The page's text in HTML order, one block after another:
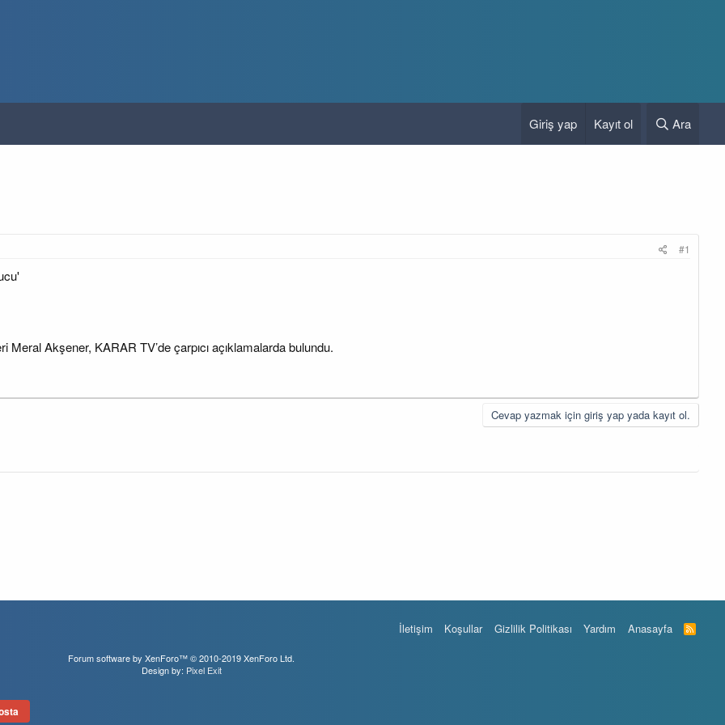
Giriş yap Kayıt ol Ara
#1
Meral Akşener, KARAR TV’de çarpıcı açıklamalarda bulundu.
Cevap yazmak için giriş yap yada kayıt ol.
İletişim Koşullar Gizlilik Politikası Yardım Anasayfa
R
S
Forum software by XenForo™© 2010-2019 XenForo Ltd.
Design by: Pixel Exit